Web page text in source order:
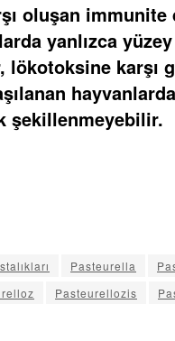
oluşan immunite
yanlızca
lökotoksine karşı
şekillenmeyebilir.
Pasteurella
Pasteurellozis